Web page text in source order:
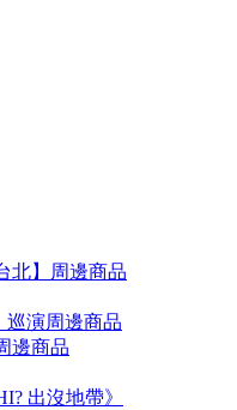
北】周邊商品
巡演周邊商品
邊商品
出沒地帶》